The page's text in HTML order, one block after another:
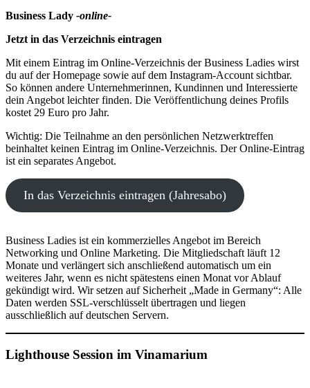
Business Lady -online-
Jetzt in das Verzeichnis eintragen
Mit einem Eintrag im Online-Verzeichnis der Business Ladies wirst
du auf der Homepage sowie auf dem Instagram-Account sichtbar.
So können andere Unternehmerinnen, Kundinnen und Interessierte
dein Angebot leichter finden. Die Veröffentlichung deines Profils
kostet 29 Euro pro Jahr.
Wichtig: Die Teilnahme an den persönlichen Netzwerktreffen
beinhaltet keinen Eintrag im Online-Verzeichnis. Der Online-Eintrag
ist ein separates Angebot.
In das Verzeichnis eintragen (Jahresabo)
Business Ladies ist ein kommerzielles Angebot im Bereich
Networking und Online Marketing. Die Mitgliedschaft läuft 12
Monate und verlängert sich anschließend automatisch um ein
weiteres Jahr, wenn es nicht spätestens einen Monat vor Ablauf
gekündigt wird. Wir setzen auf Sicherheit „Made in Germany“: Alle
Daten werden SSL-verschlüsselt übertragen und liegen
ausschließlich auf deutschen Servern.
Lighthouse Session im Vinamarium